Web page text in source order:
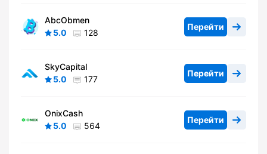
AbcObmen
5.0
128
Перейти
SkyCapital
5.0
177
Перейти
OnixCash
5.0
564
Перейти